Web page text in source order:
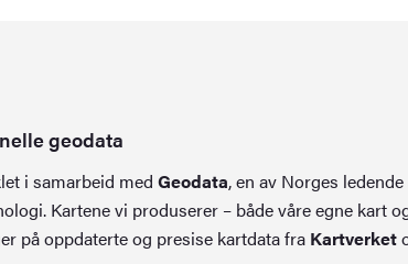
geodata
i samarbeid medGeodata, en av Norges
Kartene vi produserer – både våre egne kart
på oppdaterte og presise kartdata fra Kartverket